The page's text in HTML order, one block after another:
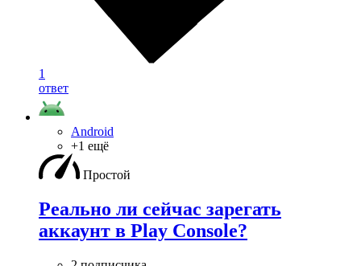
1
ответ
Android
+1 ещё
Простой
Реально ли сейчас зарегать
аккаунт в Play Console?